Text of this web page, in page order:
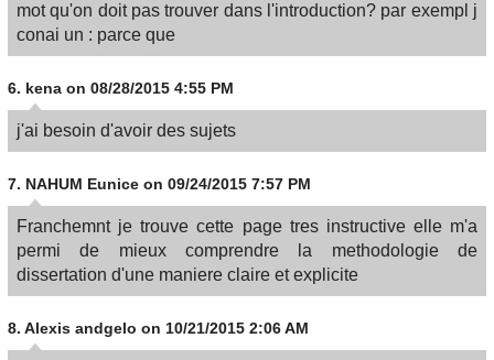
mot qu'on doit pas trouver dans l'introduction? par exempl j
conai un : parce que
6. kena on 08/28/2015 4:55 PM
j'ai besoin d'avoir des sujets
7. NAHUM Eunice on 09/24/2015 7:57 PM
Franchemnt je trouve cette page tres instructive elle m'a
permi de mieux comprendre la methodologie de
dissertation d'une maniere claire et explicite
8. Alexis andgelo on 10/21/2015 2:06 AM